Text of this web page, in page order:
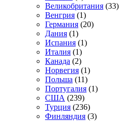
Великобритания (33)
Венгрия (1)
Германия (20)
Дания (1)
Испания (1)
Италия (1)
Канада (2)
Норвегия (1)
Польша (11)
Португалия (1)
США (239)
Турция (236)
Финляндия (3)